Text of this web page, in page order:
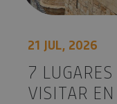
21 JUL, 2026
7
VISITAR